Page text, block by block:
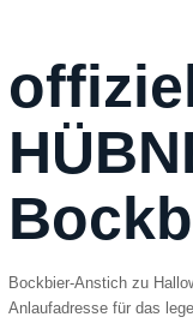
Bockbier-Anstich zu
Anlaufadresse für das